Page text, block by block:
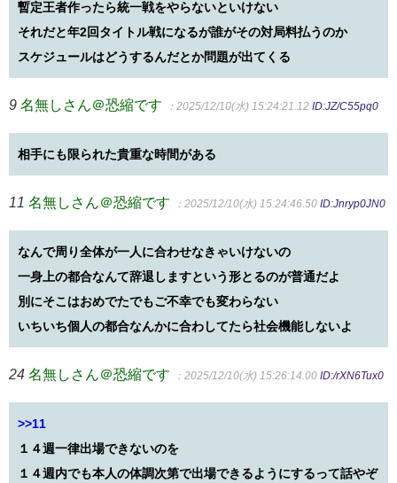
暫定王者作ったら統一戦をやらないといけない
それだと年2回タイトル戦になるが誰がその対局料払うのか
スケジュールはどうするんだとか問題が出てくる
9 名無しさん＠恐縮です ：2025/12/10(水) 15:24:21.12 ID:JZ/C55pq0
相手にも限られた貴重な時間がある
11 名無しさん＠恐縮です ：2025/12/10(水) 15:24:46.50 ID:Jnryp0JN0
なんで周り全体が一人に合わせなきゃいけないの
一身上の都合なんて辞退しますという形とるのが普通だよ
別にそこはおめでたでもご不幸でも変わらない
いちいち個人の都合なんかに合わしてたら社会機能しないよ
24 名無しさん＠恐縮です ：2025/12/10(水) 15:26:14.00 ID:/rXN6Tux0
>>11
１４週一律出場できないのを
１４週内でも本人の体調次第で出場できるようにするって話やぞ